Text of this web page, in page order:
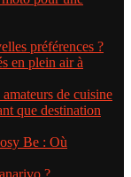
préférences ?
en plein air à
de cuisine
que destination
Be : Où
?